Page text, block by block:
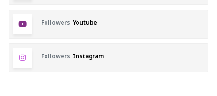
Followers Youtube
Followers Instagram